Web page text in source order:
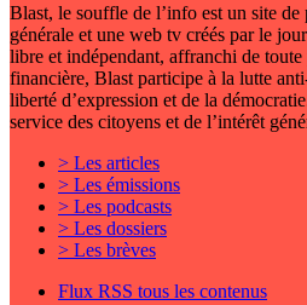
Blast, le souffle de l’info est un site de
générale et une web tv créés par le
libre et indépendant, affranchi de
financière, Blast participe à la lutte
liberté d’expression et de la
service des citoyens et de l’intérêt
> Les articles
> Les émissions
> Les podcasts
> Les dossiers
> Les brèves
Flux RSS tous les contenus